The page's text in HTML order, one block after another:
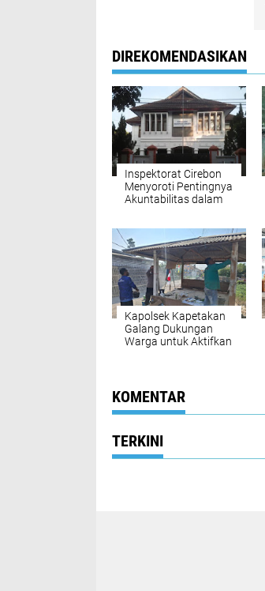
DIREKOMENDASIKAN
Inspektorat Cirebon
Menyoroti Pentingnya
Akuntabilitas dalam
119 Tahun 2025
Kapolsek Kapetakan
Galang Dukungan
Warga untuk Aktifkan
KOMENTAR
TERKINI